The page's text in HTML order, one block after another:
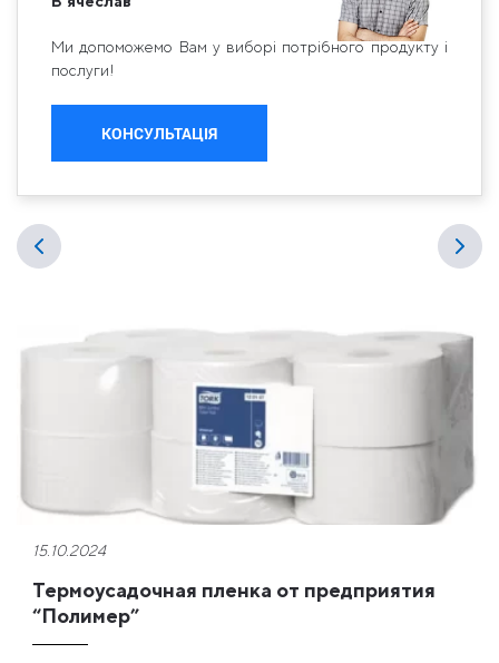
Ми допоможемо Вам у виборі потрібного продукту і
послуги!
КОНСУЛЬТАЦІЯ
15.10.2024
Термоусадочная пленка от предприятия
“Полимер”